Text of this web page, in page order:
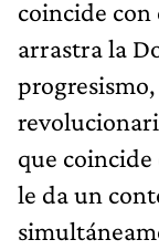
coincide con
arrastra la
que
le da un